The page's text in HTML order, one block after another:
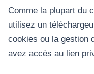
Comme la plupart du
utilisez un
cookies ou la gestion
avez accès au lien